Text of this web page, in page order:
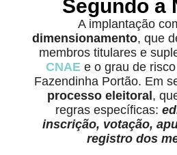
Segundo a
A implantação
dimensionamento, que
membros titulares e
CNAE e o grau de
Fazendinha Portão. Em
processo eleitoral ,
regras específicas:
inscrição, votação,
registro dos